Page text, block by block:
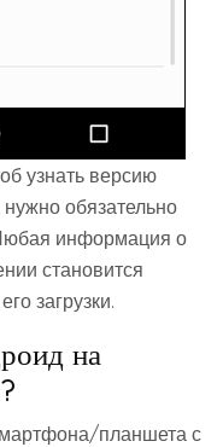
узнать версию
обязательно
информация о
становится
загрузки.
на
планшета с